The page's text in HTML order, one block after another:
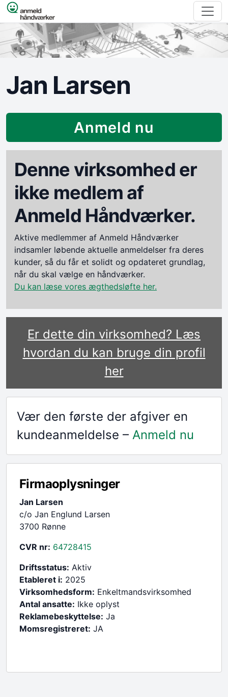
Spring til indhold
Jan Larsen
Anmeld nu
Denne virksomhed er
ikke medlem af
Anmeld Håndværker.
Aktive medlemmer af Anmeld Håndværker
indsamler løbende aktuelle anmeldelser fra deres
kunder, så du får et solidt og opdateret grundlag,
når du skal vælge en håndværker.
Du kan læse vores ægthedsløfte her.
Er dette din virksomhed? Læs
hvordan du kan bruge din profil
her
Vær den første der afgiver en
kundeanmeldelse – Anmeld nu
Firmaoplysninger
Jan Larsen
c/o Jan Englund Larsen
3700 Rønne
CVR nr: 64728415
Driftsstatus: Aktiv
Etableret i: 2025
Virksomhedsform: Enkeltmandsvirksomhed
Antal ansatte: Ikke oplyst
Reklamebeskyttelse: Ja
Momsregistreret: JA